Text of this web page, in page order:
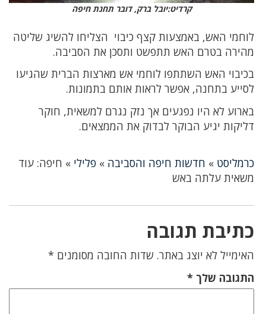
קרדיט:יובל ברק, דובר תחנת חיפה
לוחמי האש, באמצעות קצף כיבוי הצליחו להשיג שליטה
מהירה בטרם האש תתפשט ותסכן את הסביבה.
בכיבוי האש השתתפו לוחמי אש מארצות הברית שהגיעו
לסייע בתחנה, אפשר לראות אותם בתמונות.
בארוע לא היו נפגעים אך נזק נגרם למשאית, חוקר
דליקות יגיע הבוקר לבדוק את הממצאים.
כרמליסט » חדשות חיפה והסביבה » פלילי » חיפה: עוד
משאית עלתה באש
כתיבת תגובה
האימייל לא יוצג באתר. שדות החובה מסומנים *
התגובה שלך *